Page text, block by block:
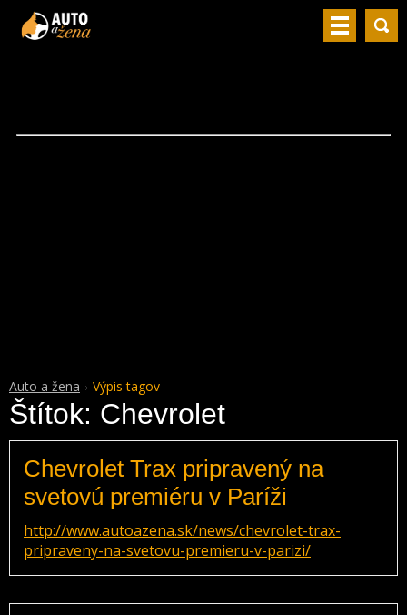
Auto a žena Výpis tagov
Štítok: Chevrolet
Chevrolet Trax pripravený na
svetovú premiéru v Paríži
http://www.autoazena.sk/news/chevrolet-trax-
pripraveny-na-svetovu-premieru-v-parizi/